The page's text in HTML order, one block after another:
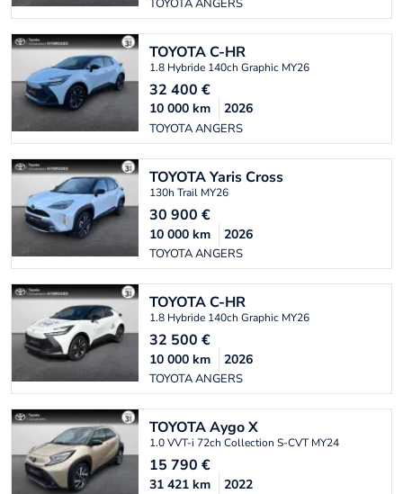
TOYOTA ANGERS
TOYOTAC-HR
1.8 Hybride 140ch Graphic MY26
32 400 €
TOYOTA ANGERS
10 000 km 2026
TOYOTAYaris Cross
130h Trail MY26
30 900 €
TOYOTA ANGERS
10 000 km 2026
TOYOTAC-HR
1.8 Hybride 140ch Graphic MY26
32 500 €
TOYOTA ANGERS
10 000 km 2026
TOYOTAAygo X
1.0 VVT-i 72ch Collection S-CVT MY24
15 790 €
31 421 km 2022